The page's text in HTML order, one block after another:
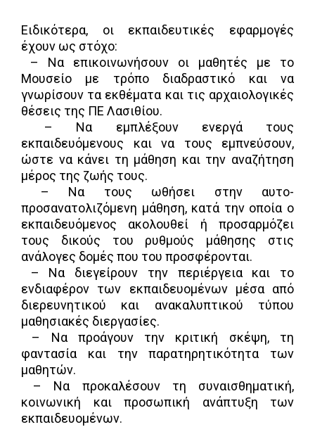
Ειδικότερα, οι εκπαιδευτικές εφαρμογές
έχουν ως στόχο:
– Να επικοινωνήσουν οι μαθητές με το
Μουσείο με τρόπο διαδραστικό και να
γνωρίσουν τα εκθέματα και τις αρχαιολογικές
θέσεις της ΠΕ Λασιθίου.
– Να εμπλέξουν ενεργά τους
εκπαιδευόμενους και να τους εμπνεύσουν,
ώστε να κάνει τη μάθηση και την αναζήτηση
μέρος της ζωής τους.
– Να τους ωθήσει στην αυτο-
προσανατολιζόμενη μάθηση, κατά την οποία ο
εκπαιδευόμενος ακολουθεί ή προσαρμόζει
τους δικούς του ρυθμούς μάθησης στις
ανάλογες δομές που του προσφέρονται.
– Να διεγείρουν την περιέργεια και το
ενδιαφέρον των εκπαιδευομένων μέσα από
διερευνητικού και ανακαλυπτικού τύπου
μαθησιακές διεργασίες.
– Να προάγουν την κριτική σκέψη, τη
φαντασία και την παρατηρητικότητα των
μαθητών.
– Να προκαλέσουν τη συναισθηματική,
κοινωνική και προσωπική ανάπτυξη των
εκπαιδευομένων.